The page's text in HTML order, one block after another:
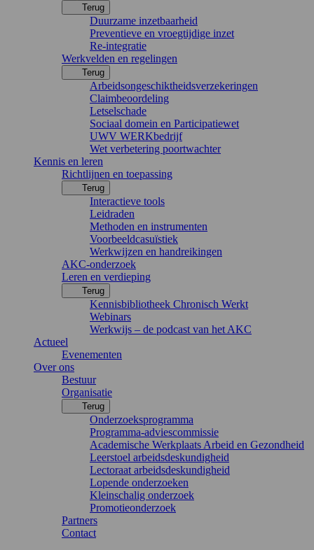
Terug
Duurzame inzetbaarheid
Preventieve en vroegtijdige inzet
Re-integratie
Werkvelden en regelingen
Terug
Arbeidsongeschiktheidsverzekeringen
Claimbeoordeling
Letselschade
Sociaal domein en Participatiewet
UWV WERKbedrijf
Wet verbetering poortwachter
Kennis en leren
Richtlijnen en toepassing
Terug
Interactieve tools
Leidraden
Methoden en instrumenten
Voorbeeldcasuïstiek
Werkwijzen en handreikingen
AKC-onderzoek
Leren en verdieping
Terug
Kennisbibliotheek Chronisch Werkt
Webinars
Werkwijs – de podcast van het AKC
Actueel
Evenementen
Over ons
Bestuur
Organisatie
Terug
Onderzoeksprogramma
Programma-adviescommissie
Academische Werkplaats Arbeid en Gezondheid
Leerstoel arbeidsdeskundigheid
Lectoraat arbeidsdeskundigheid
Lopende onderzoeken
Kleinschalig onderzoek
Promotieonderzoek
Partners
Contact